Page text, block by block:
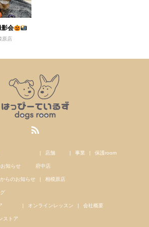
会
原店
知らせ
らのお知らせ
店舗
府中店
相模原店
事業 保護room
ストア
オンラインレッスン 会社概要